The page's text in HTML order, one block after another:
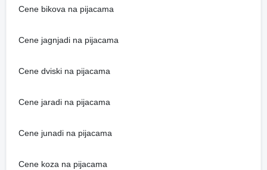
Cene bikova na pijacama
Cene jagnjadi na pijacama
Cene dviski na pijacama
Cene jaradi na pijacama
Cene junadi na pijacama
Cene koza na pijacama